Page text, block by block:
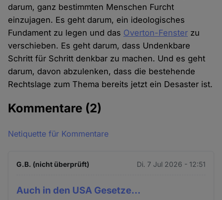
darum, ganz bestimmten Menschen Furcht
einzujagen. Es geht darum, ein ideologisches
Fundament zu legen und das Overton-Fenster zu
verschieben. Es geht darum, dass Undenkbare
Schritt für Schritt denkbar zu machen. Und es geht
darum, davon abzulenken, dass die bestehende
Rechtslage zum Thema bereits jetzt ein Desaster ist.
Kommentare (2)
Netiquette für Kommentare
G.B. (nicht überprüft) Di. 7 Jul 2026 - 12:51
Auch in den USA Gesetze…